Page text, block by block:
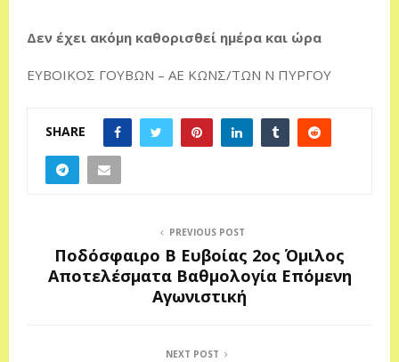
Δεν έχει ακόμη καθορισθεί ημέρα και ώρα
ΕΥΒΟΙΚΟΣ ΓΟΥΒΩΝ – ΑΕ ΚΩΝΣ/ΤΩΝ Ν ΠΥΡΓΟΥ
SHARE
PREVIOUS POST
Ποδόσφαιρο Β Ευβοίας 2ος Όμιλος
Αποτελέσματα Βαθμολογία Επόμενη
Αγωνιστική
NEXT POST